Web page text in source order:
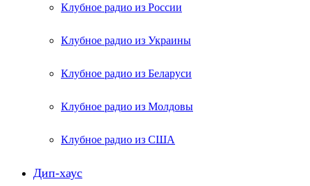
Клубное радио из России
Клубное радио из Украины
Клубное радио из Беларуси
Клубное радио из Молдовы
Клубное радио из США
Дип-хаус